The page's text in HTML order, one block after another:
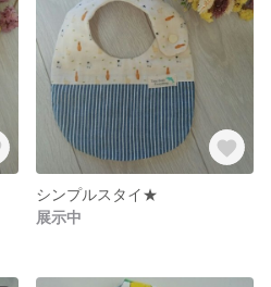
シンプルスタイ★
展示中